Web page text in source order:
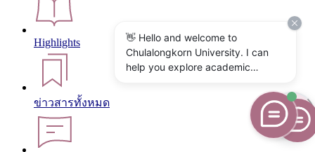
Highlights
ข่าวสารทั้งหมด
👋 Hello and welcome to
Chulalongkorn University. I can
help you explore academic